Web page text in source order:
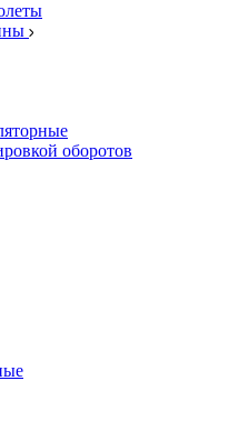
оборотов